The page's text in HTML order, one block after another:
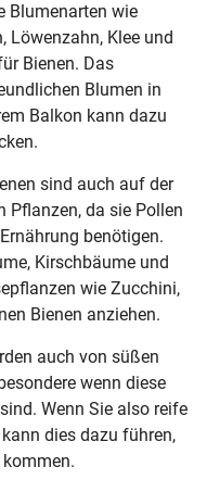
Blumenarten wie
Löwenzahn, Klee und
Bienen. Das
Blumen in
Balkon kann dazu
sind auch auf der
Pflanzen, da sie Pollen
benötigen.
Kirschbäume und
wie Zucchini,
Bienen anziehen.
auch von süßen
wenn diese
Wenn Sie also reife
dies dazu führen,